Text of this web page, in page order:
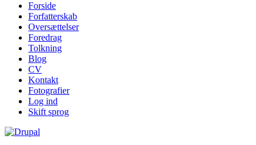
Forside
Forfatterskab
Oversættelser
Foredrag
Tolkning
Blog
CV
Kontakt
Fotografier
Log ind
Skift sprog